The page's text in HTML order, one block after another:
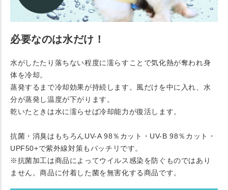
必要なのは水だけ！
水がしたたり落ちない程度に濡らすことで気化熱が奪われ身
体を冷却。
蒸発するまで冷却効果が持続します。風だけを中に入れ、水
分が蒸発し温度が下がります。
乾いたときは水に濡らせば冷却能力が復活します。
抗菌・消臭はもちろんUV-A 98％カット・UV-B 98％カット・
UPF50+で紫外線対策もバッチリです。
※抗菌加工は商品によってウイルス感染を防ぐものではあり
ません。商品に付着した菌を無害化する商品です。